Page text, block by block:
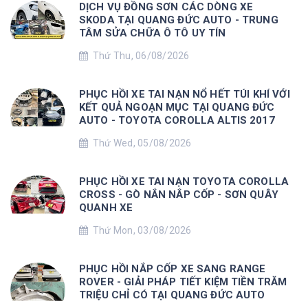
DỊCH VỤ ĐỒNG SƠN CÁC DÒNG XE
SKODA TẠI QUANG ĐỨC AUTO - TRUNG
TÂM SỬA CHỮA Ô TÔ UY TÍN
Thứ Thu, 06/08/2026
PHỤC HỒI XE TAI NẠN NỔ HẾT TÚI KHÍ VỚI
KẾT QUẢ NGOẠN MỤC TẠI QUANG ĐỨC
AUTO - TOYOTA COROLLA ALTIS 2017
Thứ Wed, 05/08/2026
PHỤC HỒI XE TAI NẠN TOYOTA COROLLA
CROSS - GÒ NẮN NẮP CỐP - SƠN QUÂY
QUANH XE
Thứ Mon, 03/08/2026
PHỤC HỒI NẮP CỐP XE SANG RANGE
ROVER - GIẢI PHÁP TIẾT KIỆM TIỀN TRĂM
TRIỆU CHỈ CÓ TẠI QUANG ĐỨC AUTO